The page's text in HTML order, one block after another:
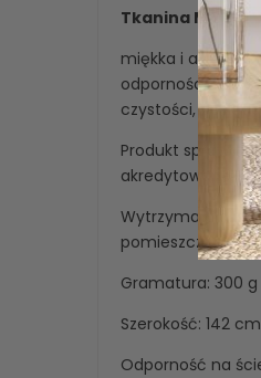
Tkanina MAGIC
miękka i
odpornością na
czystości,
Produkt
akredytowane
Wytrzymała
pomieszczenia
Gramatura: 300
Szerokość: 142
Odporność na